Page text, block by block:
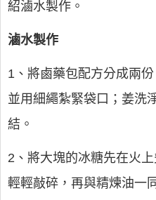
紹滷水製作。
滷水製作
1、將鹵藥包配方分成兩
並用細繩紮緊袋口；姜洗
結。
2、將大塊的冰糖先在火
輕輕敲碎，再與精煉油一